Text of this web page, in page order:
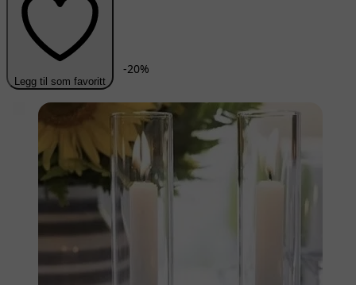
Legg til som favoritt
-20%